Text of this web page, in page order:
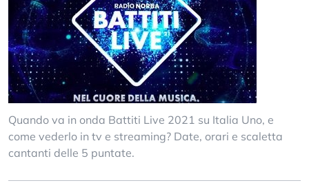
Quando va in onda Battiti Live 2021 su Italia Uno, e
come vederlo in tv e streaming? Date, orari e scaletta
cantanti delle 5 puntate.